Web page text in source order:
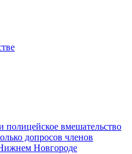
полицейское вмешательство
допросов членов
Новгороде